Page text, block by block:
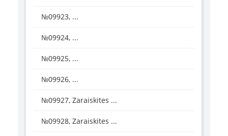
№09923, ...
№09924, ...
№09925, ...
№09926, ...
№09927, Zaraiskites ...
№09928, Zaraiskites ...